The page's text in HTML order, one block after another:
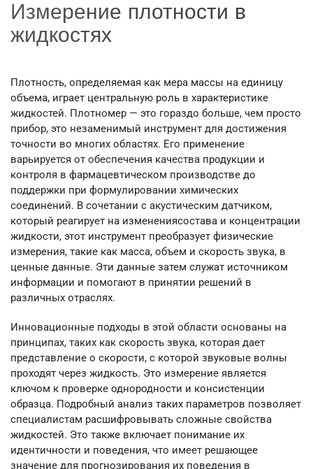
Измерение плотности в
жидкостях
Плотность, определяемая как мера массы на единицу
объема, играет центральную роль в характеристике
жидкостей. Плотномер — это гораздо больше, чем просто
прибор, это незаменимый инструмент для достижения
точности во многих областях. Его применение
варьируется от обеспечения качества продукции и
контроля в фармацевтическом производстве до
поддержки при формулировании химических
соединений. В сочетании с акустическим датчиком,
который реагирует на изменениясостава и концентрации
жидкости, этот инструмент преобразует физические
измерения, такие как масса, объем и скорость звука, в
ценные данные. Эти данные затем служат источником
информации и помогают в принятии решений в
различных отраслях.
Инновационные подходы в этой области основаны на
принципах, таких как скорость звука, которая дает
представление о скорости, с которой звуковые волны
проходят через жидкость. Это измерение является
ключом к проверке однородности и консистенции
образца. Подробный анализ таких параметров позволяет
специалистам расшифровывать сложные свойства
жидкостей. Это также включает понимание их
идентичности и поведения, что имеет решающее
значение для прогнозирования их поведения в